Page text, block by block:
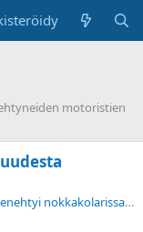
motoristien
04.08.2026 Moottoripyörän kuljettaja menehtyi nokkakolarissa Nurmijärvellä